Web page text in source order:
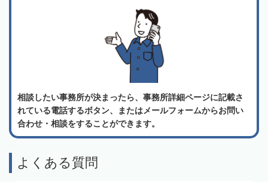
相談したい事務所が決まったら、事務所詳細ページに記載さ
れている電話するボタン、またはメールフォームからお問い
合わせ・相談をすることができます。
よくある質問